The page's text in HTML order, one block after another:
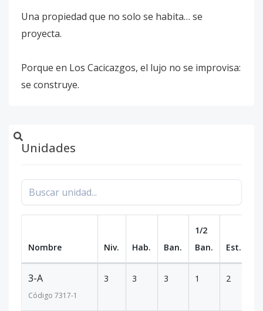
Una propiedad que no solo se habita… se
proyecta.
Porque en Los Cacicazgos, el lujo no se improvisa:
se construye.
Unidades
Nombre Niv. Hab. Ban.
1/2
Ban.
Est.
3-A
Código 7317-1
3 3 3 1 2